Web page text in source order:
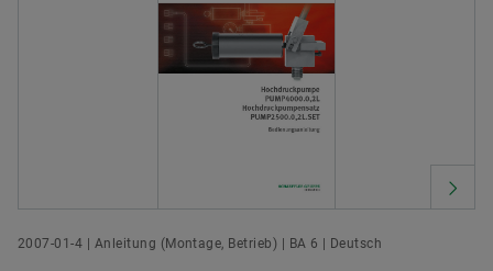
2007-01-4 | Anleitung (Montage, Betrieb) | BA 6 | Deutsch